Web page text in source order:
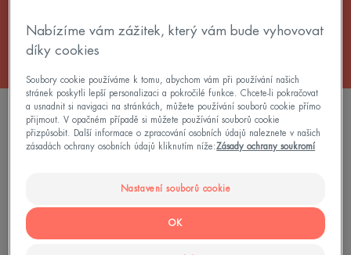
3 výsledky "Kompaktní vysoce krycí make-up"
Kompaktní
make-
30
Kompaktní
pískový
Nabízíme vám zážitek, který vám bude vyhovovat
díky cookies
Soubory cookie používáme k tomu, abychom vám při používání našich
stránek poskytli lepší personalizaci a pokročilé funkce. Chcete-li pokračovat
a usnadnit si navigaci na stránkách, můžete používání souborů cookie přímo
přijmout. V opačném případě si můžete používání souborů cookie
přizpůsobit. Další informace o zpracování osobních údajů naleznete v našich
zásadách ochrany osobních údajů kliknutím níže:Zásady ochrany soukromí
Nastavení souborů cookie
OK